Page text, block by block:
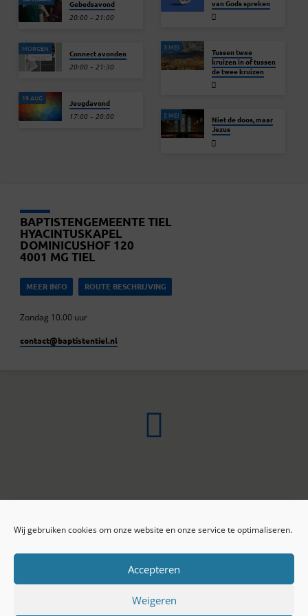
Wij gebruiken cookies om onze website en onze service te optimaliseren.
Accepteren
Weigeren
Gebedsavond
20:00 – 21:00
MORGEN Connect avonden
20:00 – 21:30
19 AUG Jeugdavond
17:00 – 20:00
van Gods spreken
3 MEI
Tussen twee
kruizen in of tussen
de twee kruizen
2 MEI
Niet de doos, maar
Jezus
BAPTISTENGEMEENTE TIEL
HYACINTUSKAPEL
DOMINICUSHOF 120
4001 MG TIEL
MEER INFO ROUTE BESCHRIJVING
Zondag 10.00 uur
contact​@baptistentiel.nl
ONLINE ARCHIEF
Privacy beleid